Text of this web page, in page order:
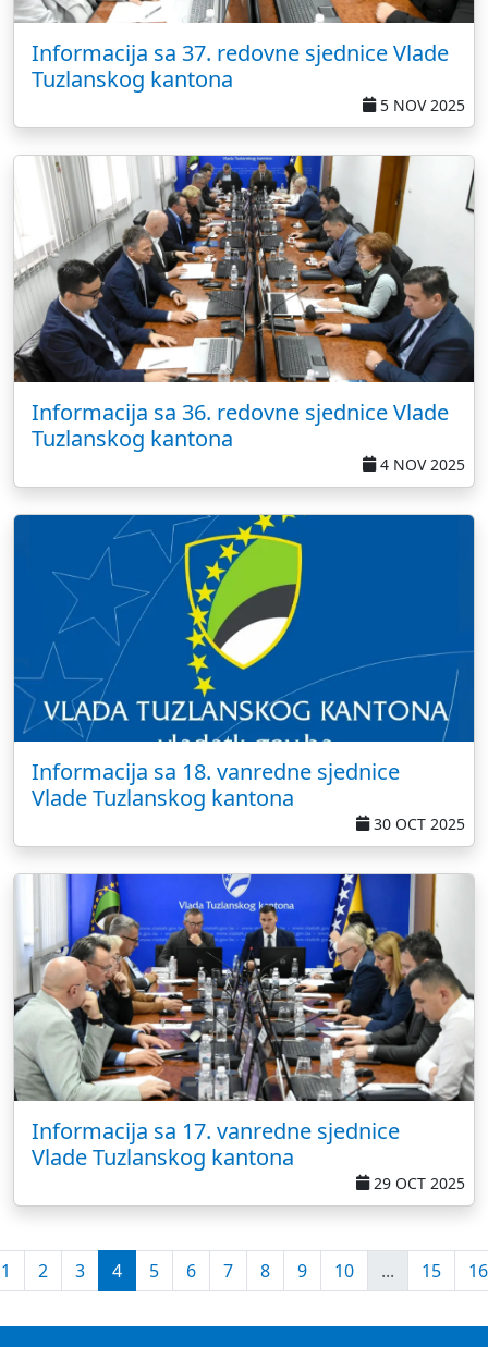
Informacija sa 37. redovne sjednice Vlade
Tuzlanskog kantona
5 NOV 2025
Informacija sa 36. redovne sjednice Vlade
Tuzlanskog kantona
4 NOV 2025
Informacija sa 18. vanredne sjednice
Vlade Tuzlanskog kantona
30 OCT 2025
Informacija sa 17. vanredne sjednice
Vlade Tuzlanskog kantona
29 OCT 2025
1 2 3 4 5 6 7 8 9 10 ... 15 16